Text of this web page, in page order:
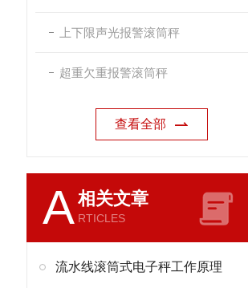
上下限声光报警滚筒秤
超重欠重报警滚筒秤
查看全部
A相关文章
RTICLES
流水线滚筒式电子秤工作原理